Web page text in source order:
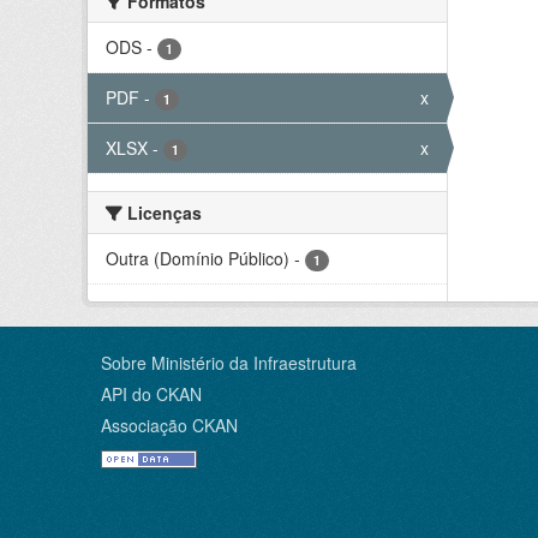
ODS - 1
PDF - 1 x
XLSX - 1 x
Licenças
Outra (Domínio Público) - 1
Sobre Ministério da Infraestrutura
API do CKAN
Associação CKAN